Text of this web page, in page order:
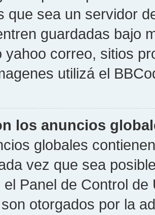
que sea un servidor
guardadas bajo
yahoo correo, sitios
utilizá el
los anuncios
globales
vez que sea
Panel de Control
otorgados por la